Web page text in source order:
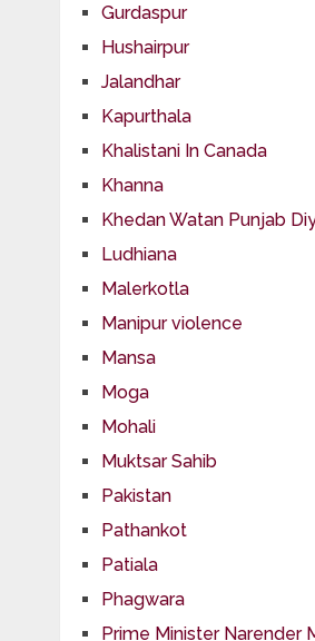
Gurdaspur
Hushairpur
Jalandhar
Kapurthala
Khalistani In Canada
Khanna
Khedan Watan Punjab
Ludhiana
Malerkotla
Manipur violence
Mansa
Moga
Mohali
Muktsar Sahib
Pakistan
Pathankot
Patiala
Phagwara
Prime Minister Narender